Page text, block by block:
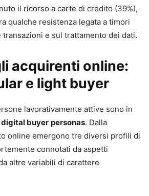
il ricorso a carte di credito (39%),
qualche resistenza legata a timori
e sul trattamento dei dati.
acquirenti online:
e light buyer
lavorativamente attive sono in
digital buyer personas. Dalla
online emergono tre diversi profili di
connotati da aspetti
altre variabili di carattere